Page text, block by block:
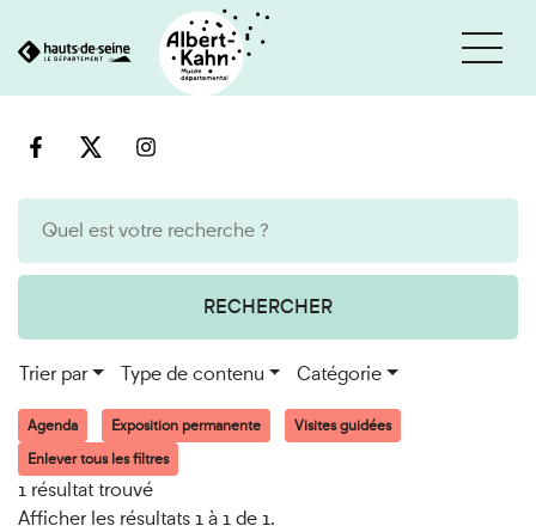
au
RECHERCHER
Trier par Type de contenu Catégorie
Agenda Exposition permanente
Visites guidées
Enlever tous les filtres
1 résultat trouvé
Afficher les résultats 1 à 1 de 1.
Cookies et traceurs utilisés sur ce site